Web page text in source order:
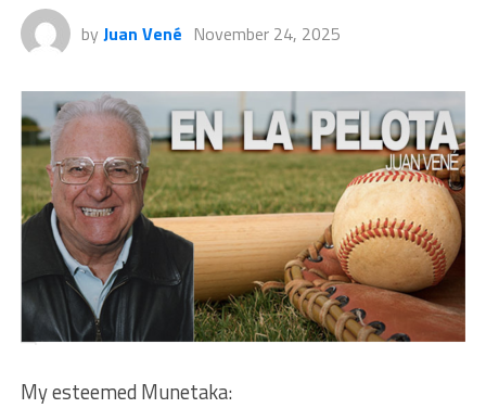
by Juan Vené November 24, 2025
My esteemed Munetaka: